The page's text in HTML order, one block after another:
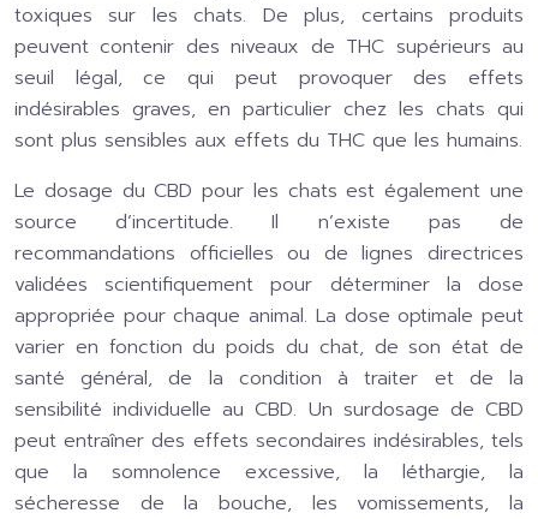
toxiques sur les chats. De plus, certains produits
peuvent contenir des niveaux de THC supérieurs au
seuil légal, ce qui peut provoquer des effets
indésirables graves, en particulier chez les chats qui
sont plus sensibles aux effets du THC que les humains.
Le dosage du CBD pour les chats est également une
source d’incertitude. Il n’existe pas de
recommandations officielles ou de lignes directrices
validées scientifiquement pour déterminer la dose
appropriée pour chaque animal. La dose optimale peut
varier en fonction du poids du chat, de son état de
santé général, de la condition à traiter et de la
sensibilité individuelle au CBD. Un surdosage de CBD
peut entraîner des effets secondaires indésirables, tels
que la somnolence excessive, la léthargie, la
sécheresse de la bouche, les vomissements, la